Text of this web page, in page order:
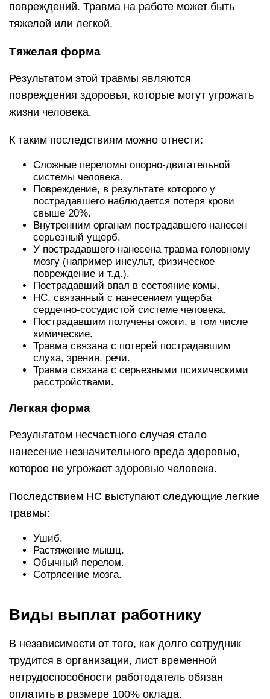
повреждений. Травма на работе может быть
тяжелой или легкой.
Тяжелая форма
Результатом этой травмы являются
повреждения здоровья, которые могут угрожать
жизни человека.
К таким последствиям можно отнести:
Сложные переломы опорно-двигательной
системы человека.
Повреждение, в результате которого у
пострадавшего наблюдается потеря крови
свыше 20%.
Внутренним органам пострадавшего нанесен
серьезный ущерб.
У пострадавшего нанесена травма головному
мозгу (например инсульт, физическое
повреждение и т.д.).
Пострадавший впал в состояние комы.
НС, связанный с нанесением ущерба
сердечно-сосудистой системе человека.
Пострадавшим получены ожоги, в том числе
химические.
Травма связана с потерей пострадавшим
слуха, зрения, речи.
Травма связана с серьезными психическими
расстройствами.
Легкая форма
Результатом несчастного случая стало
нанесение незначительного вреда здоровью,
которое не угрожает здоровью человека.
Последствием НС выступают следующие легкие
травмы:
Ушиб.
Растяжение мышц.
Обычный перелом.
Сотрясение мозга.
Виды выплат работнику
В независимости от того, как долго сотрудник
трудится в организации, лист временной
нетрудоспособности работодатель обязан
оплатить в размере 100% оклада.